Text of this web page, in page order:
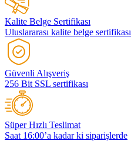
Kalite Belge Sertifikası
Uluslararası kalite belge sertifikası
Güvenli Alışveriş
256 Bit SSL sertifikası
Süper Hızlı Teslimat
Saat 16:00’a kadar ki siparişlerde